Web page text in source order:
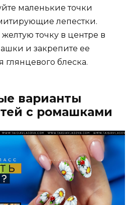
маленькие точки
лепестки.
точку в центре в
и закрепите ее
блеска.
варианты
с ромашками